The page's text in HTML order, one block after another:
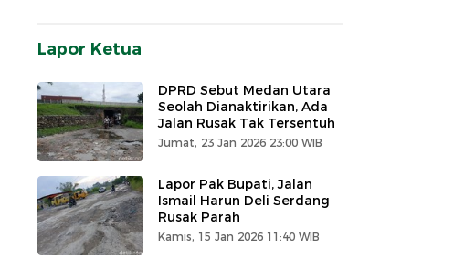
Lapor Ketua
DPRD Sebut Medan Utara
Seolah Dianaktirikan, Ada
Jalan Rusak Tak Tersentuh
Jumat, 23 Jan 2026 23:00 WIB
Lapor Pak Bupati, Jalan
Ismail Harun Deli Serdang
Rusak Parah
Kamis, 15 Jan 2026 11:40 WIB